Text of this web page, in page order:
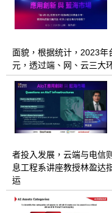
面貌，根据统计，2023年
元，透过端、网、云三大
者投入发展，云端与电信
息工程系讲座教授林盈达
运